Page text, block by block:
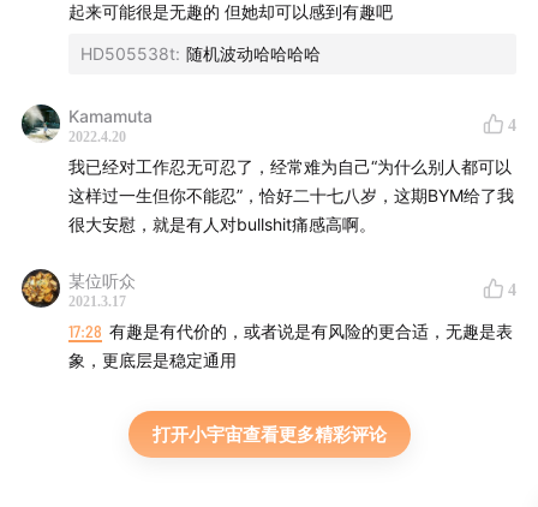
起来可能很是无趣的 但她却可以感到有趣吧
HD505538t: 随机波动哈哈哈哈
Kamamuta
2022.4.20
4
我已经对工作忍无可忍了，经常难为自己“为什么别人都可以
这样过一生但你不能忍”，恰好二十七八岁，这期BYM给了我
很大安慰，就是有人对bullshit痛感高啊。
某位听众
2021.3.17
4
17:28 有趣是有代价的，或者说是有风险的更合适，无趣是表
象，更底层是稳定通用
打开小宇宙查看更多精彩评论